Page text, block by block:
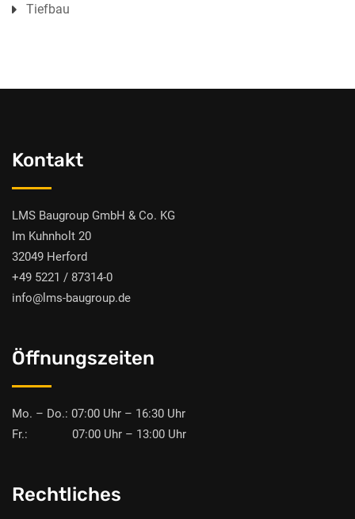
Tiefbau
Kontakt
LMS Baugroup GmbH & Co. KG
Im Kuhnholt 20
32049 Herford
+49 5221 / 87314-0
info@lms-baugroup.de
Öffnungszeiten
Mo. – Do.: 07:00 Uhr – 16:30 Uhr
Fr.: 07:00 Uhr – 13:00 Uhr
Rechtliches